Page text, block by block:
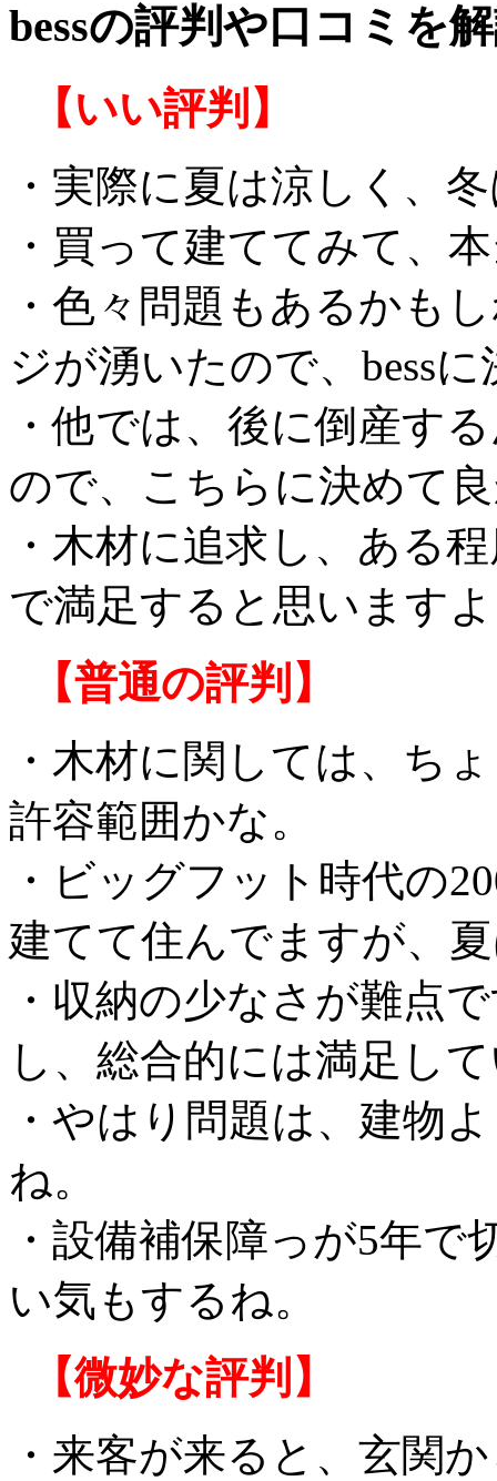
bessの評判や口コミを
【いい評判】
・実際に夏は涼しく、
・買って建ててみて、
・色々問題もあるかも
ジが湧いたので、bess
・他では、後に倒産す
ので、こちらに決めて
・木材に追求し、ある
で満足すると思います
【普通の評判】
・木材に関しては、ち
許容範囲かな。
・ビッグフット時代の
建てて住んでますが、
・収納の少なさが難点
し、総合的には満足し
・やはり問題は、建物
ね。
・設備補保障っが5年
い気もするね。
【微妙な評判】
・来客が来ると、玄関